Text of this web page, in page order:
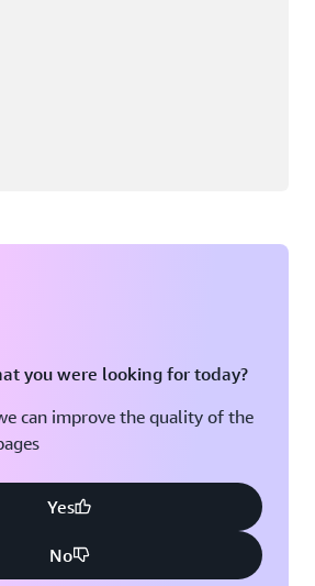
you were looking for today?
can improve the quality of the
Yes
No